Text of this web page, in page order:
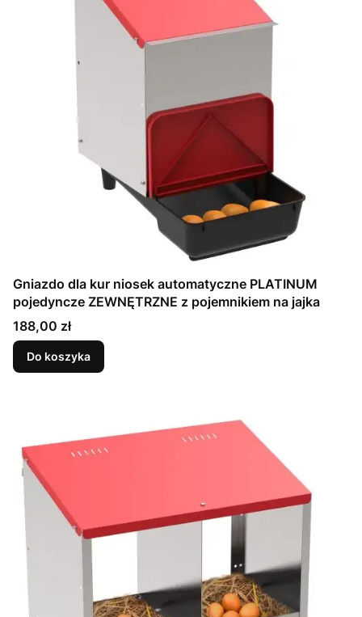
Gniazdo dla kur niosek automatyczne PLATINUM
pojedyncze ZEWNĘTRZNE z pojemnikiem na jajka
Cena
188,00 zł
Do koszyka